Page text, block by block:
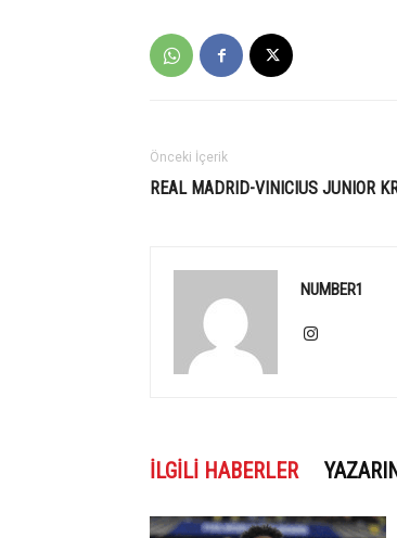
Önceki İçerik
REAL MADRID-VINICIUS JUNIOR
NUMBER1
İLGILI HABERLER